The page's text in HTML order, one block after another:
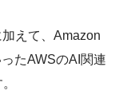
えて、Amazon
たAWSのAI関連